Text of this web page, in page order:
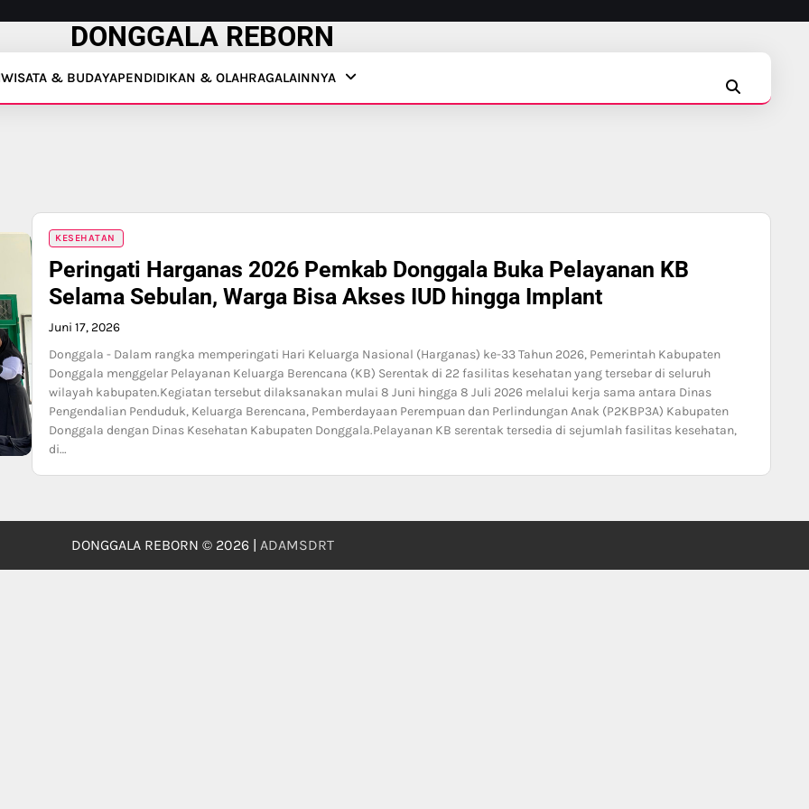
DONGGALA REBORN
& BUDAYAPENDIDIKAN & OLAHRAGALAINNYA
KESEHATAN
Peringati Harganas 2026 Pemkab Donggala Buka Pelayanan KB
Selama Sebulan, Warga Bisa Akses IUD hingga Implant
Juni 17, 2026
Donggala - Dalam rangka memperingati Hari Keluarga Nasional (Harganas) ke-33 Tahun 2026, Pemerintah Kabupaten
Donggala menggelar Pelayanan Keluarga Berencana (KB) Serentak di 22 fasilitas kesehatan yang tersebar di seluruh
wilayah kabupaten.Kegiatan tersebut dilaksanakan mulai 8 Juni hingga 8 Juli 2026 melalui kerja sama antara Dinas
Pengendalian Penduduk, Keluarga Berencana, Pemberdayaan Perempuan dan Perlindungan Anak (P2KBP3A) Kabupaten
Donggala dengan Dinas Kesehatan Kabupaten Donggala.Pelayanan KB serentak tersedia di sejumlah fasilitas kesehatan,
di…
DONGGALA REBORN © 2026 | ADAMSDRT